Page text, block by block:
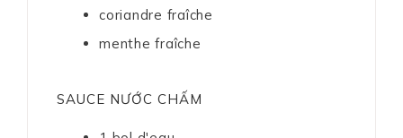
coriandre fraîche
menthe fraîche
SAUCE NƯỚC CHẤM